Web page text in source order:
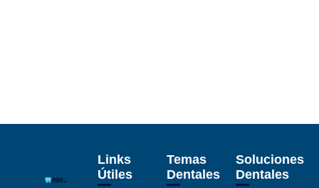
Links
Útiles
Temas
Dentales
Soluciones
Dentales